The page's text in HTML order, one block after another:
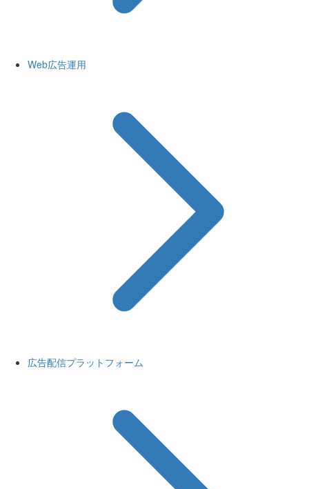
Web広告運用
広告配信プラットフォーム